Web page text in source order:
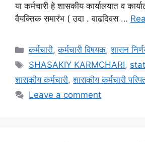
या कर्मचारी हे शासकीय कार्यालयात व
वैयक्तिक समारंभ ( उदा . वाढदिवस …
Categories
कर्मचारी,कर्मचारी विषयक,शासन
Tags
SHASAKIY KARMCHARI,
शासकीय कर्मचारी,शासकीय कर्मचारी
Leave a comment